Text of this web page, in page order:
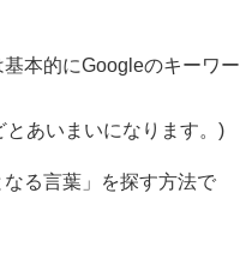
本的にGoogleのキーワー
あいまいになります。)
る言葉」を探す方法で